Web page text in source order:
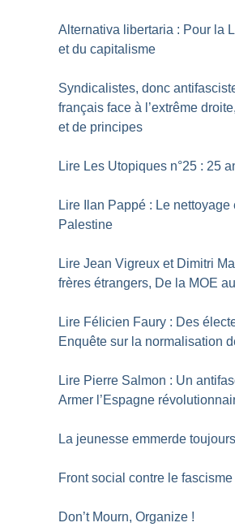
Alternativa libertaria : Pour la
et du capitalisme
Syndicalistes, donc
français face à l’extrême
et de principes
Lire Les Utopiques n°25 : 25
Lire Ilan Pappé : Le nettoyage
Palestine
Lire Jean Vigreux et Dimitri
frères étrangers, De la MOE
Lire Félicien Faury : Des
Enquête sur la normalisation
Lire Pierre Salmon : Un
Armer l’Espagne
La jeunesse emmerde
Front social contre le fascisme
Don’t Mourn, Organize !